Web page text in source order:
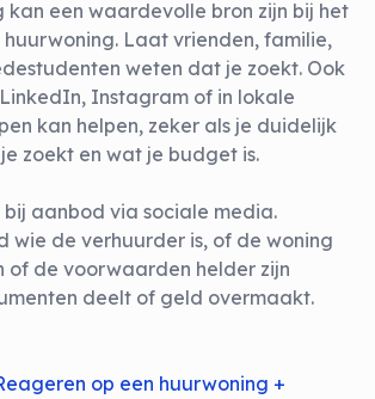
kan een waardevolle bron zijn bij het
Laat vrienden, familie,
weten dat je zoekt. Ook
Instagram of in lokale
kan helpen, zeker als je duidelijk
zoekt en wat je budget is.
bij aanbod via sociale media.
wie de verhuurder is, of de woning
of de voorwaarden helder zijn
deelt of geld overmaakt.
op een huurwoning +